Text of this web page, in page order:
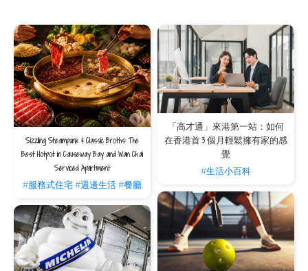
Dusk Till Dawn
儘管這酒吧擁有奇特的裝潢（黃色和紫色），
Dusk Till Dawn
仍然是一個極受歡迎的
酒吧，吸引不少年輕的外籍人士於週末前來。作為香港現場音樂界的一個學會，
Dusk Till Dawn的樂隊專門演奏從蒂娜·特納到女王的強力民謠，吸引著永遠精力充沛
的觀眾，於酒吧尋求樂趣。這家色彩繽紛的現場音樂酒吧設有一個舒適的戶外露台
區，在那裡您可以深呼吸休息一下，然後再回到室內繼續跳舞，唱歌和喝酒。
灣仔謝斐道路 76號地下
如果你準備好並想了解更多香港的夜生活，不妨於太陽落山後前往這些最佳遊覽地
常見問題
這些音樂酒吧的選擇如此豐富，The V 的住宿方案
如何助我慢慢探索？
Sizzling Steampunk & Classic Broths: The
Best Hotpot in Causeway Bay and Wan Chai
Serviced Apartment
#服務式住宅#週邊生活#餐廳
「高才通」來港第一站：如何
在香港首 3 個月輕鬆擁有家的感
覺
#生活小百科